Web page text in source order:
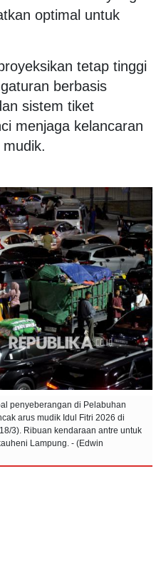
optimal untuk
tetap tinggi
berbasis
sistem tiket
menjaga kelancaran
penyeberangan di Pelabuhan
arus mudik Idul Fitri 2026 di
3). Ribuan kendaraan antre untuk
Lampung. - (Edwin